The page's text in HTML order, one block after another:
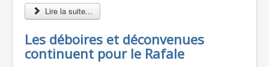
Lire la suite...
Les déboires et déconvenues
continuent pour le Rafale